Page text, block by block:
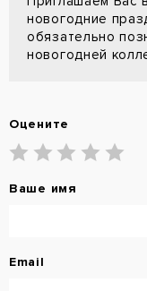
новогодние
обязательно
новогодней
Оцените
Ваше имя
Email